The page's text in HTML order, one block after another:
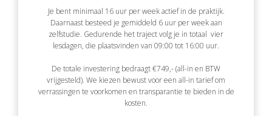
Je bent minimaal 16 uur per week actief in de praktijk.
Daarnaast besteed je gemiddeld 6 uur per week aan
zelfstudie. Gedurende het traject volg je in totaal vier
lesdagen, die plaatsvinden van 09:00 tot 16:00 uur.
De totale investering bedraagt €749,- (all-in en BTW
vrijgesteld). We kiezen bewust voor een all-in tarief om
verrassingen te voorkomen en transparantie te bieden in de
kosten.